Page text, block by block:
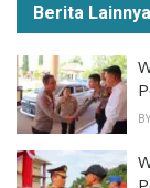
Berita Lainnya
BY